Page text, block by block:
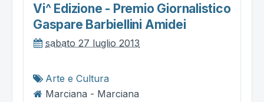
Vi^ Edizione - Premio Giornalistico
Gaspare Barbiellini Amidei
sabato 27 luglio 2013
Arte e Cultura
Marciana - Marciana